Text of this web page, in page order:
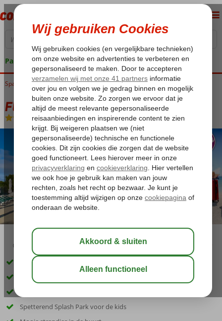
Pakketgarantie
Home
Spanje Balearen Mallorca Cala d'Or Fly & Go Cala d'Or Playa
Fly & Go Cala d'Or Playa
Logies-Appartement
02:30 aug 30°C
Inclusief huurauto
Ideaal voor de hele familie!
Spetterend Splash Park voor de kids